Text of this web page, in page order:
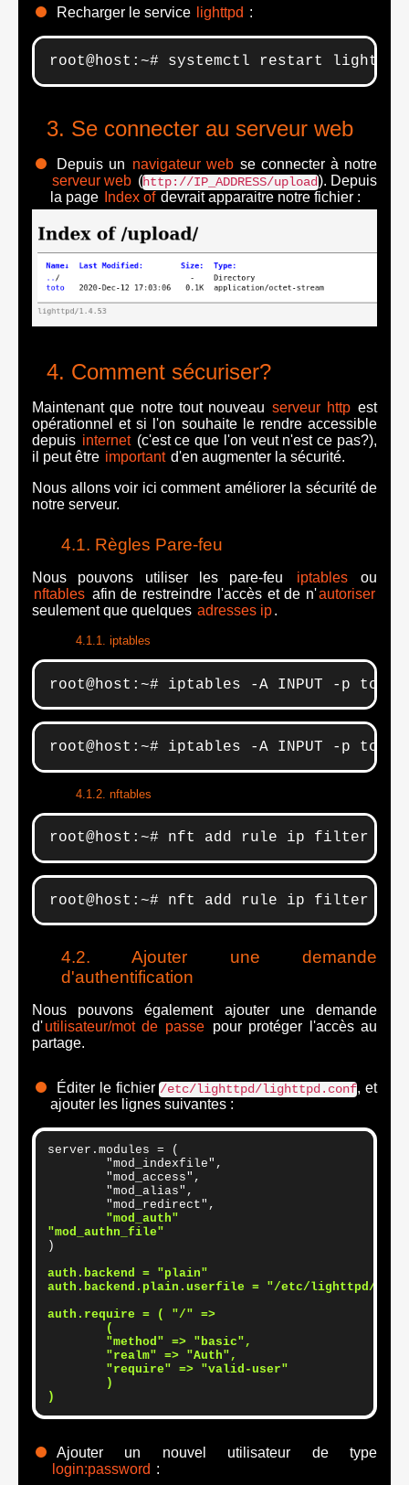
Recharger le service lighttpd :
root@host:~# systemctl restart
Se connecter au serveur web
Depuis un navigateur web se connecter à notre
serveur web (http://IP_ADDRESS/upload). Depuis
la page
Index of devrait apparaitre notre fichier :
Comment sécuriser?
Maintenant que notre tout nouveau serveur http est
opérationnel et si l'on souhaite le rendre accessible
depuis internet (c'est ce que l'on veut n'est ce pas?),
il peut être important d'en augmenter la sécurité.
Nous allons voir ici comment améliorer la sécurité de
notre serveur.
Règles Pare-feu
Nous pouvons utiliser les pare-feu iptables
ou
nftables afin de restreindre l'accès et de n'autoriser
seulement que quelques adresses ip.
iptables
root@host:~# iptables -A INPUT -p
root@host:~# iptables -A INPUT -p tcp --
nftables
root@host:~# nft add rule ip filter
root@host:~# nft add rule ip filter
Ajouter une demande
d'authentification
Nous pouvons également ajouter une demande
d'utilisateur/mot de passe
pour protéger l'accès au
partage.
Éditer le fichier/etc/lighttpd/lighttpd.conf, et
ajouter les lignes suivantes :
server.modules = (
"mod_auth"
"mod_authn_file"
)
auth.backend = "plain"
auth.backend.plain.userfile = "/etc/lighttpd/
auth.require = ( "/" =>
        (
        "method" => "basic",
        "realm" => "Auth",
        "require" => "valid-user"
        )
)
Ajouter un nouvel utilisateur de type
login:password :